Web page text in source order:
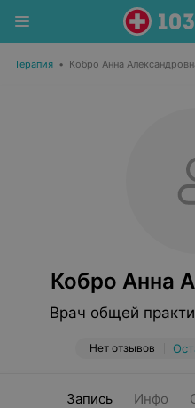
Терапия • Кобро Анна
Кобро Анна
Врач общей
Нет отзывов
Запись Инфо